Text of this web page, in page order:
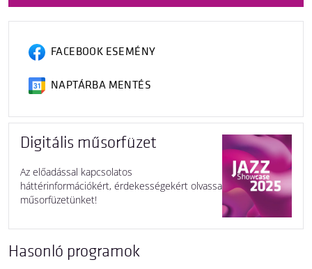
FACEBOOK ESEMÉNY
NAPTÁRBA MENTÉS
Digitális műsorfüzet
Az előadással kapcsolatos
háttérinformációkért, érdekességekért olvassa
műsorfüzetünket!
Hasonló programok